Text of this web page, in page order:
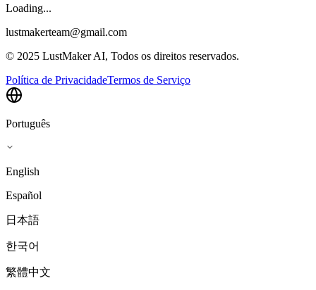
Loading...
lustmakerteam@gmail.com
© 2025 LustMaker AI, Todos os direitos reservados.
Política de PrivacidadeTermos de Serviço
Português
English
Español
日本語
한국어
繁體中文